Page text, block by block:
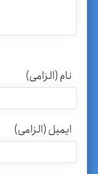
نام (الزامی)
ایمیل (الزامی)